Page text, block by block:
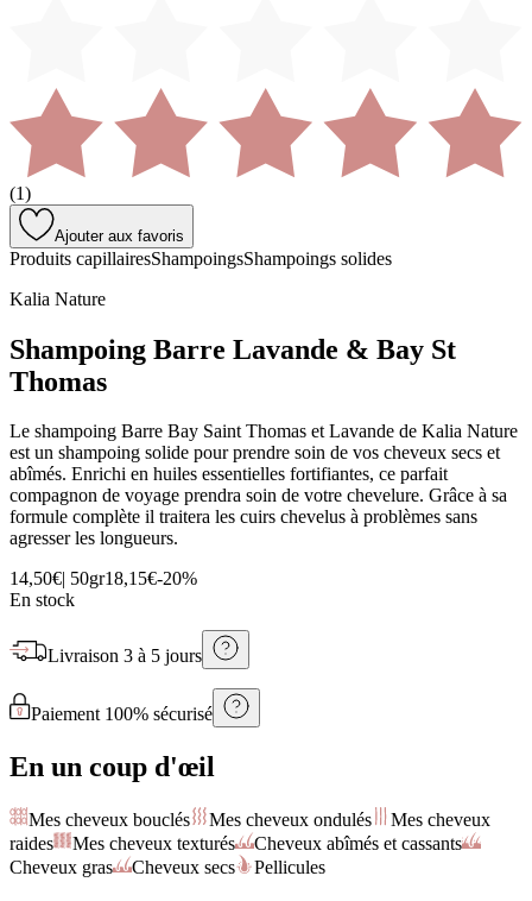
(1)
Ajouter aux favoris
Produits capillairesShampoingsShampoings solides
Kalia Nature
Shampoing Barre Lavande & Bay St
Thomas
Le shampoing Barre Bay Saint Thomas et Lavande de Kalia Nature
est un shampoing solide pour prendre soin de vos cheveux secs et
abîmés. Enrichi en huiles essentielles fortifiantes, ce parfait
compagnon de voyage prendra soin de votre chevelure. Grâce à sa
formule complète il traitera les cuirs chevelus à problèmes sans
agresser les longueurs.
14,50€| 50gr18,15€-20%
En stock
Livraison 3 à 5 jours
Paiement 100% sécurisé
En un coup d'œil
Mes cheveux bouclés Mes cheveux ondulés
Mes cheveux
raides
Mes cheveux texturés
Cheveux abîmés et cassants
Cheveux gras
Cheveux secs Pellicules